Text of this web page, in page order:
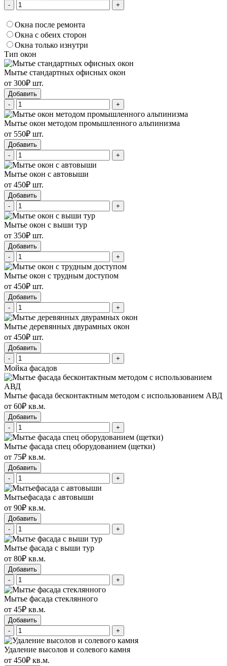
-
+
Окна после ремонта
Окна с обеих сторон
Окна только изнутри
Тип окон
Мытье стандартных офисных окон
от 300₽ шт.
Добавить
-
+
Мытье окон методом промышленного альпинизма
от 550₽ шт.
Добавить
-
+
Мытье окон с автовыши
от 450₽ шт.
Добавить
-
+
Мытье окон с выши тур
от 350₽ шт.
Добавить
-
+
Мытье окон с трудным доступом
от 450₽ шт.
Добавить
-
+
Мытье деревянных двурамных окон
от 450₽ шт.
Добавить
-
+
Мойка фасадов
Мытье фасада бесконтактным методом с использованием АВД
от 60₽ кв.м.
Добавить
-
+
Мытье фасада спец оборудованием (щетки)
от 75₽ кв.м.
Добавить
-
+
Мытьефасада с автовыши
от 90₽ кв.м.
Добавить
-
+
Мытье фасада с выши тур
от 80₽ кв.м.
Добавить
-
+
Мытье фасада стеклянного
от 45₽ кв.м.
Добавить
-
+
Удаление высолов и солевого камня
от 450₽ кв.м.